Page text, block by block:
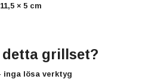
× 5 cm
detta grillset?
inga lösa verktyg